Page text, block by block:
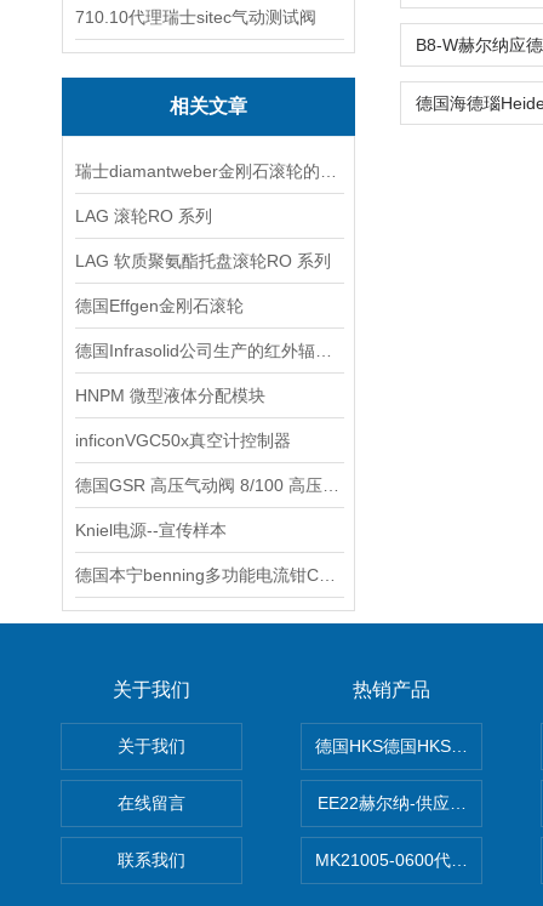
710.10代理瑞士sitec气动测试阀
相关文章
LAG 滚轮RO 系列
LAG 软质聚氨酯托盘滚轮RO 系列
德国Effgen金刚石滚轮
HNPM 微型液体分配模块
inficonVGC50x真空计控制器
Kniel电源--宣传样本
关于我们
关于我们
在线留言
联系我们
热销产品
德国HKS德国HKS液压旋转摆
EE22赫尔纳-供应
MK21005-0600代理德国MK